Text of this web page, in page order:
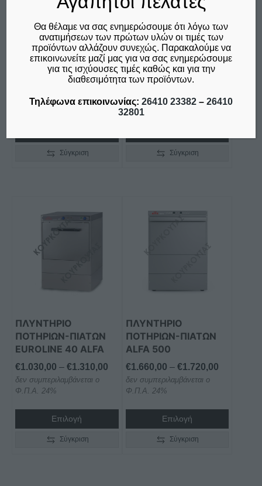
ΚΑΤΑΙΩΝΙΣΤΗΡΑΣ
463054 FRICOSMOS
KAR
Φ.Π.Α. 24%
Σύγκριση
ΠΛΥΝΤΗΡΙΟ
ΣΚΕΥΩΝ-ΔΙΣΚΩΝ
GL850 ALFA
€5.500,00
Φ.Π.Α. 24%
Σύγκριση
ΠΛΥΝΤΗΡΙΟ
ΠΟΤΗΡΙΩΝ-ΠΙΑΤΩΝ
EUROLINE 40 ALFA
€1.030,00 – €1.310,00 Price
range:
€1.030,00
through
δεν συμπεριλαμβάνεται ο
Φ.Π.Α. 24%
Επιλογή
πολλαπλές
μπορούν
να
επιλεγούν
σελίδα
του
Σύγκριση
ΠΛΥΝΤΗΡΙΟ
ΠΟΤΗΡΙΩΝ-ΠΙΑΤΩΝ
ALFA 500
€1.660,00 – €1.720,00Price
through
δεν συμπεριλαμβάνεται ο
Φ.Π.Α. 24%
Επιλογή
μπορούν
να
επιλεγούν
σελίδα
του
Σύγκριση
Θα θέλαμε να σας ενημερώσουμε ότι λόγω των
ανατιμήσεων των πρώτων υλών οι τιμές των
προϊόντων αλλάζουν συνεχώς. Παρακαλούμε να
επικοινωνείτε μαζί μας για να σας ενημερώσουμε
για τις ισχύουσες τιμές καθώς και για την
διαθεσιμότητα των προϊόντων.
Τηλέφωνα επικοινωνίας: 26410 23382 – 26410
32801